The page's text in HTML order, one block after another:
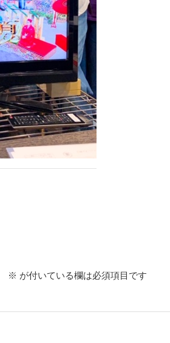
※ が付いている欄は必須項目です